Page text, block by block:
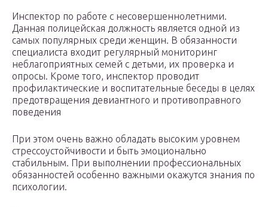
Инспектор по работе с несовершеннолетними.
Данная полицейская должность является одной из
самых популярных среди женщин. В обязанности
специалиста входит регулярный мониторинг
неблагоприятных семей с детьми, их проверка и
опросы. Кроме того, инспектор проводит
профилактические и воспитательные беседы в целях
предотвращения девиантного и противоправного
поведения
При этом очень важно обладать высоким уровнем
стрессоустойчивости и быть эмоционально
стабильным. При выполнении профессиональных
обязанностей особенно важными окажутся знания по
психологии.